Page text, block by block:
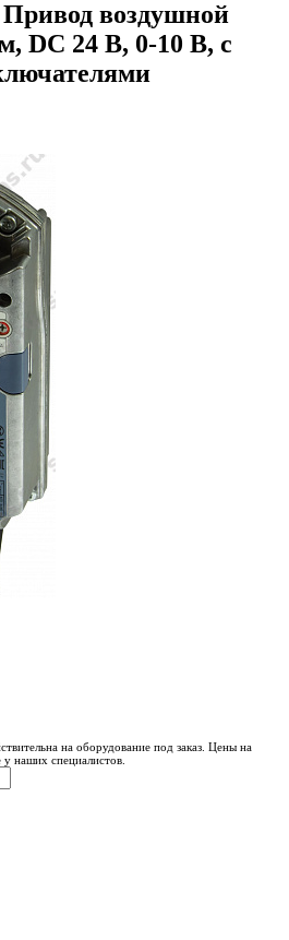
воздушной
DC 24 В, 0-10 В, с
на оборудование под заказ. Цены на
наших специалистов.